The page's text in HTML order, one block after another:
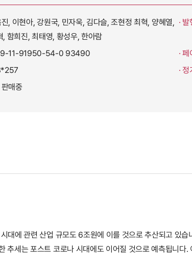
, 이현아, 강원국, 민자욱, 김다슬, 조현정 최혁, 양혜열,
, 함희진, 최태영, 황성우, 한아람
·
11-91950-54-0 93490 ·
· 정
판매중
대에 관련 산업 규모도 6조원에 이를 것으로 추산되고 있
추세는 포스트 코로나 시대에도 이어질 것으로 예측됩니